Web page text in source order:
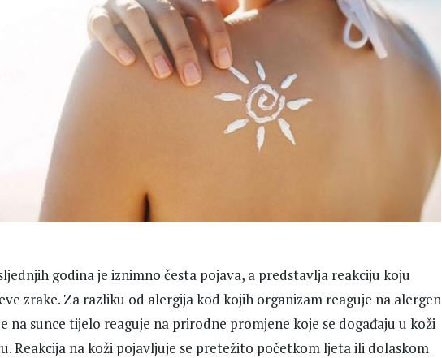
godina je iznimno česta pojava, a predstavlja reakciju koju
zrake. Za razliku od alergija kod kojih organizam reaguje na alergen
na sunce tijelo reaguje na prirodne promjene koje se događaju u koži
Reakcija na koži pojavljuje se pretežito početkom ljeta ili dolaskom